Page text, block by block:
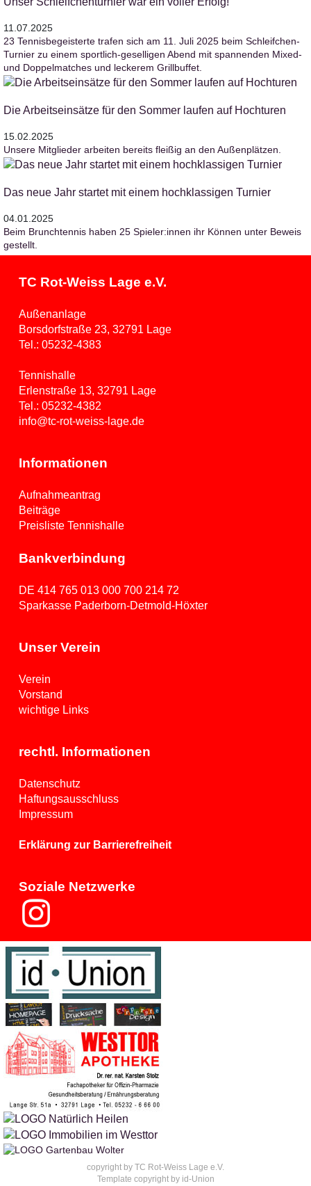
11.07.2025
23 Tennisbegeisterte trafen sich am 11. Juli 2025 beim Schleifchen-
Turnier zu einem sportlich-geselligen Abend mit spannenden Mixed-
und Doppelmatches und leckerem Grillbuffet.
Die Arbeitseinsätze für den Sommer laufen auf Hochturen
15.02.2025
Unsere Mitglieder arbeiten bereits fleißig an den Außenplätzen.
Das neue Jahr startet mit einem hochklassigen Turnier
04.01.2025
Beim Brunchtennis haben 25 Spieler:innen ihr Können unter Beweis
gestellt.
TC Rot-Weiss Lage e.V.
Außenanlage
Borsdorfstraße 23, 32791 Lage
Tel.:05232-4383
Tennishalle
Erlenstraße 13, 32791 Lage
Tel.:05232-4382
info@tc-rot-weiss-lage.de
Informationen
Aufnahmeantrag
Beiträge
Preisliste Tennishalle
Bankverbindung
DE 414 765 013 000 700 214 72
Sparkasse Paderborn-Detmold-Höxter
Unser Verein
Verein
Vorstand
wichtige Links
rechtl. Informationen
Datenschutz
Haftungsausschluss
Impressum
Erklärung zur Barrierefreiheit
Soziale Netzwerke
copyright by TC Rot-Weiss Lage e.V.
Template copyright by id-Union